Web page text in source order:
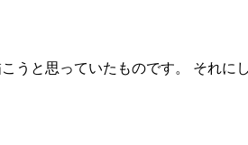
うと思っていたものです。 それに